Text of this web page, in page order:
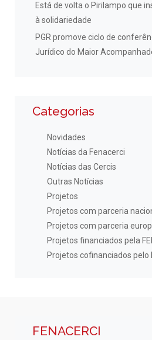
Está de volta o Pirilampo que
à solidariedade
PGR promove ciclo de
Jurídico do Maior
Categorias
Novidades
Notícias da Fenacerci
Notícias das Cercis
Outras Notícias
Projetos
Projetos com parceria
Projetos com parceria
Projetos financiados pela
Projetos cofinanciados pelo
FENACERCI